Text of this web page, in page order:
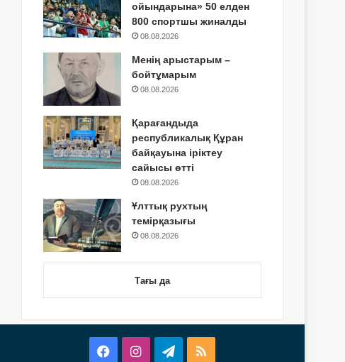
ойындарына» 50 елден
800 спортшы жиналды
08.08.2026
Менің арыстарым –
бойтұмарым
08.08.2026
Қарағандыда
республикалық Құран
байқауына іріктеу
сайысы өтті
08.08.2026
Ұлттық рухтың
темірқазығы
08.08.2026
Тағы да
FacebookInstagramTelegram
RSS